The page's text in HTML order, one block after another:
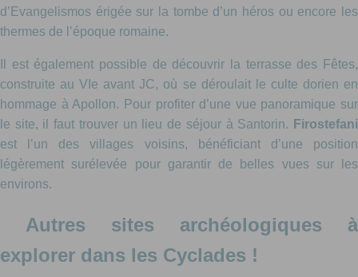
d’Evangelismos érigée sur la tombe d’un héros ou encore les
thermes de l’époque romaine.
Il est également possible de découvrir la terrasse des Fêtes,
construite au VIe avant JC, où se déroulait le culte dorien en
hommage à Apollon. Pour profiter d’une vue panoramique sur
le site, il faut trouver un lieu de séjour à Santorin. Firostefani
est l’un des villages voisins, bénéficiant d’une position
légèrement surélevée pour garantir de belles vues sur les
environs.
Autres sites archéologiques à
explorer dans les Cyclades !